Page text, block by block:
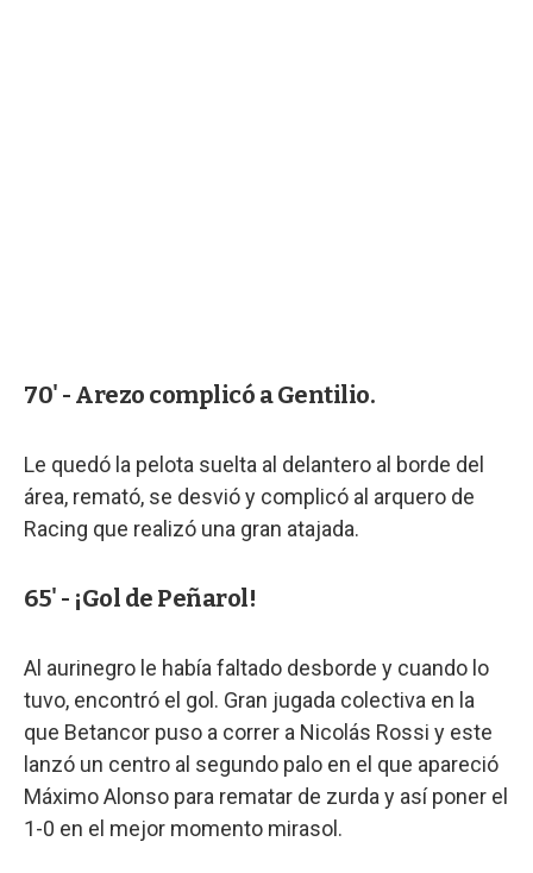
70' - Arezo complicó a Gentilio.
Le quedó la pelota suelta al delantero al borde del
área, remató, se desvió y complicó al arquero de
Racing que realizó una gran atajada.
65' - ¡Gol de Peñarol!
Al aurinegro le había faltado desborde y cuando lo
tuvo, encontró el gol. Gran jugada colectiva en la
que Betancor puso a correr a Nicolás Rossi y este
lanzó un centro al segundo palo en el que apareció
Máximo Alonso para rematar de zurda y así poner el
1-0 en el mejor momento mirasol.